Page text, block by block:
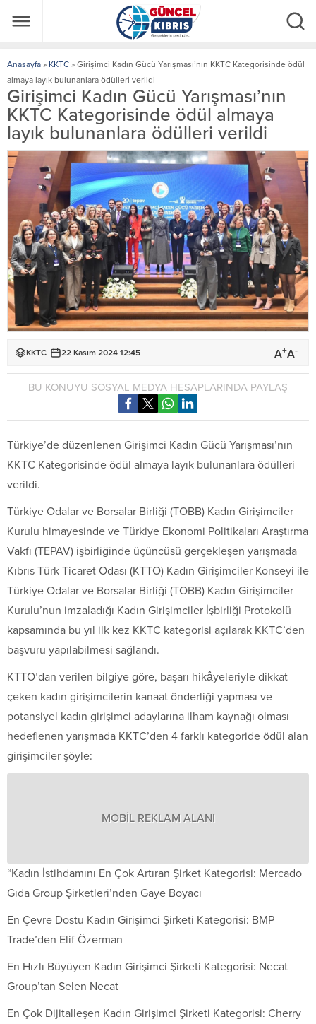
Anasayfa » KKTC » Girişimci Kadın Gücü Yarışması’nın KKTC Kategorisinde ödül
almaya layık bulunanlara ödülleri verildi
Girişimci Kadın Gücü Yarışması’nın
KKTC Kategorisinde ödül almaya
layık bulunanlara ödülleri verildi
KKTC 22 Kasım 2024 12:45 A+A-
BU KONUYU SOSYAL MEDYA HESAPLARINDA PAYLAŞ
Türkiye’de düzenlenen Girişimci Kadın Gücü Yarışması’nın
KKTC Kategorisinde ödül almaya layık bulunanlara ödülleri
verildi.
Türkiye Odalar ve Borsalar Birliği (TOBB) Kadın Girişimciler
Kurulu himayesinde ve Türkiye Ekonomi Politikaları Araştırma
Vakfı (TEPAV) işbirliğinde üçüncüsü gerçekleşen yarışmada
Kıbrıs Türk Ticaret Odası (KTTO) Kadın Girişimciler Konseyi ile
Türkiye Odalar ve Borsalar Birliği (TOBB) Kadın Girişimciler
Kurulu’nun imzaladığı Kadın Girişimciler İşbirliği Protokolü
kapsamında bu yıl ilk kez KKTC kategorisi açılarak KKTC’den
başvuru yapılabilmesi sağlandı.
KTTO’dan verilen bilgiye göre, başarı hikâyeleriyle dikkat
çeken kadın girişimcilerin kanaat önderliği yapması ve
potansiyel kadın girişimci adaylarına ilham kaynağı olması
hedeflenen yarışmada KKTC’den 4 farklı kategoride ödül alan
girişimciler şöyle:
MOBİL REKLAM ALANI
“Kadın İstihdamını En Çok Artıran Şirket Kategorisi: Mercado
Gıda Group Şirketleri’nden Gaye Boyacı
En Çevre Dostu Kadın Girişimci Şirketi Kategorisi: BMP
Trade’den Elif Özerman
En Hızlı Büyüyen Kadın Girişimci Şirketi Kategorisi: Necat
Group’tan Selen Necat
En Çok Dijitalleşen Kadın Girişimci Şirketi Kategorisi: Cherry